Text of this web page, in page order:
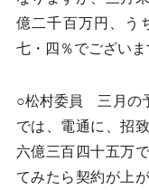
億二千百万円、う
七・四％でございま
○松村委員 三月の
では、電通に、招
六億三百四十五万
てみたら契約が上